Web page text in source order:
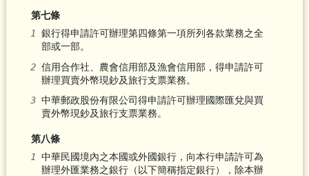
第七條
銀行得申請許可辦理第四條第一項所列各款業務之全
部或一部。
信用合作社、農會信用部及漁會信用部，得申請許可
辦理買賣外幣現鈔及旅行支票業務。
中華郵政股份有限公司得申請許可辦理國際匯兌與買
賣外幣現鈔及旅行支票業務。
第八條
中華民國境內之本國或外國銀行，向本行申請許可為
辦理外匯業務之銀行（以下簡稱指定銀行），除本辦